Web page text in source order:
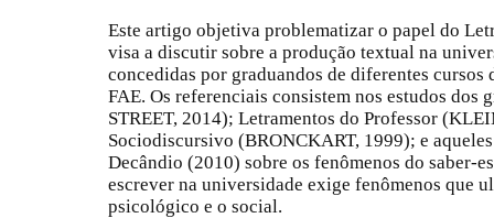
Este artigo objetiva problematizar o papel do
visa a discutir sobre a produção textual na
concedidas por graduandos de diferentes cursos
FAE. Os referenciais consistem nos estudos dos
STREET, 2014); Letramentos do Professor
Sociodiscursivo (BRONCKART, 1999); e
Decândio (2010) sobre os fenômenos do saber-
escrever na universidade exige fenômenos que
psicológico e o social.